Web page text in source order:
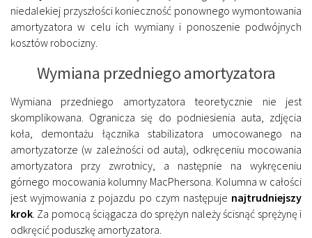
niedalekiej przyszłości konieczność ponownego wymontowania
amortyzatora w celu ich wymiany i ponoszenie podwójnych
kosztów robocizny.
Wymiana przedniego amortyzatora
Wymiana przedniego amortyzatora teoretycznie nie jest
skomplikowana. Ogranicza się do podniesienia auta, zdjęcia
koła, demontażu łącznika stabilizatora umocowanego na
amortyzatorze (w zależności od auta), odkręceniu mocowania
amortyzatora przy zwrotnicy, a następnie na wykręceniu
górnego mocowania kolumny MacPhersona. Kolumna w całości
jest wyjmowania z pojazdu po czym następuje najtrudniejszy
krok. Za pomocą ściągacza do sprężyn należy ścisnąć sprężynę i
odkręcić poduszkę amortyzatora.